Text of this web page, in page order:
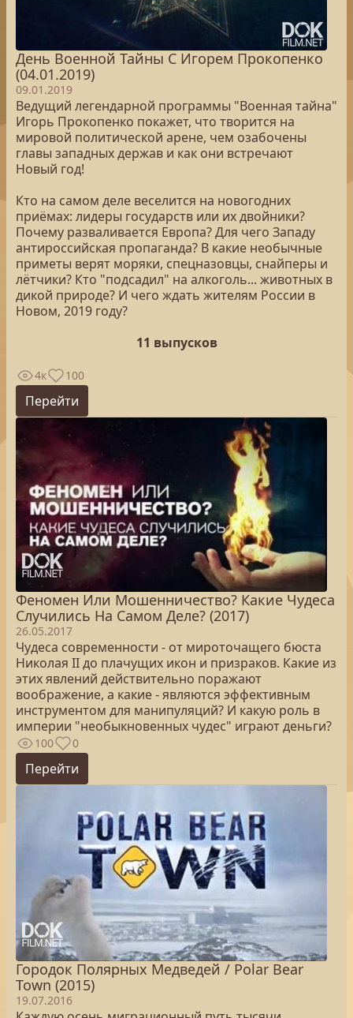
День Военной Тайны С Игорем Прокопенко
(04.01.2019)
09.01.2019
Ведущий легендарной программы "Военная тайна"
Игорь Прокопенко покажет, что творится на
мировой политической арене, чем озабочены
главы западных держав и как они встречают
Новый год!
Кто на самом деле веселится на новогодних
приёмах: лидеры государств или их двойники?
Почему разваливается Европа? Для чего Западу
антироссийская пропаганда? В какие необычные
приметы верят моряки, спецназовцы, снайперы и
лётчики? Кто "подсадил" на алкоголь... животных в
дикой природе? И чего ждать жителям России в
Новом, 2019 году?
11 выпусков
4к 100
Перейти
Феномен Или Мошенничество? Какие Чудеса
Случились На Самом Деле? (2017)
26.05.2017
Чудеса современности - от мироточащего бюста
Николая II до плачущих икон и призраков. Какие из
этих явлений действительно поражают
воображение, а какие - являются эффективным
инструментом для манипуляций? И какую роль в
империи "необыкновенных чудес" играют деньги?
100 0
Перейти
Городок Полярных Медведей / Polar Bear
Town (2015)
19.07.2016